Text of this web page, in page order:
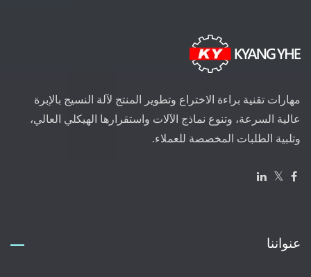
مهارات تقنية براءة الاختراع وتطوير المنتج لآلة النسيج بالإبرة
عالية السرعة، وتنوع نماذج الآلات واستقرارها الهيكلي العالي،
وتلبية الطلبات المخصصة للعملاء.
عنواننا